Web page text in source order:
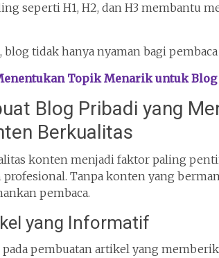
seperti H1, H2, dan H3 membantu
tidak hanya nyaman bagi
Topik Menarik untuk
Blog Pribadi yang
Berkualitas
konten menjadi faktor paling
Tanpa konten yang
pembaca.
yang Informatif
pembuatan artikel yang